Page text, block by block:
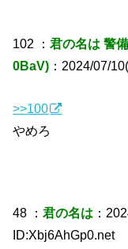
102 ：君の名は 警
0BaV) ：2024/07/
>>100
やめろ
48 ：君の名は ：
ID:Xbj6AhGp0.net